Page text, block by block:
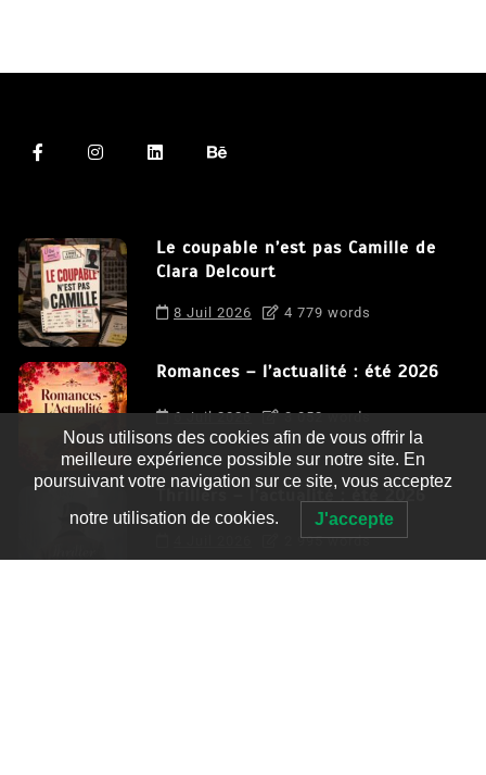
Le coupable n’est pas Camille de
Clara Delcourt
8 Juil 2026 4 779 words
Romances – l’actualité : été 2026
6 Juil 2026 3 052 words
Thrillers – l’actualité : été 2026
2 995 words
Nous utilisons des cookies afin de vous offrir la
meilleure expérience possible sur notre site. En
poursuivant votre navigation sur ce site, vous acceptez
notre utilisation de cookies. J'accepte